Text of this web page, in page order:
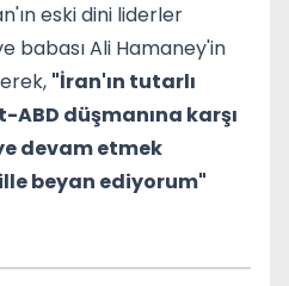
eski dini liderler
babası Ali Hamaney'in
"İran'ın tutarlı
ABD düşmanına karşı
devam etmek
beyan ediyorum"